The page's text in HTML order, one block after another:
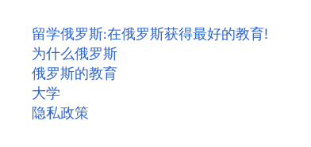
留学俄罗斯:在俄罗斯获得最好的教育!
为什么俄罗斯
俄罗斯的教育
大学
隐私政策